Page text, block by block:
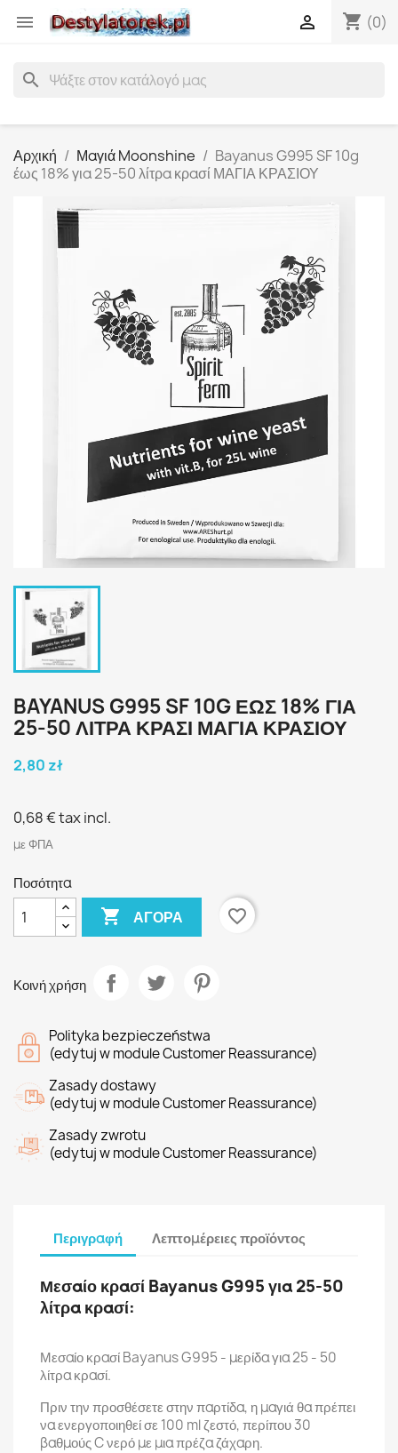
 shopping_cart (0)

search
Αρχική Μαγιά Moonshine
Bayanus G995 SF 10g
έως 18% για 25-50 λίτρα κρασί ΜΑΓΙΑ ΚΡΑΣΙΟΥ
BAYANUS G995 SF 10G ΈΩΣ 18% ΓΙΑ
25-50 ΛΊΤΡΑ ΚΡΑΣΊ ΜΑΓΙΑ ΚΡΑΣΙΟΥ
2,80 zł
0,68 €tax incl.
με ΦΠΑ
Ποσότητα
 ΑΓΟΡΆ favorite_border
Κοινή χρήση
Polityka bezpieczeństwa
(edytuj w module Customer Reassurance)
Zasady dostawy
(edytuj w module Customer Reassurance)
Zasady zwrotu
(edytuj w module Customer Reassurance)
Περιγραφή Λεπτομέρειες προϊόντος
Μεσαίο κρασί Bayanus G995 για 25-50
λίτρα κρασί:
Μεσαίο κρασί Bayanus G995 - μερίδα για 25 - 50
λίτρα κρασί.
Πριν την προσθέσετε στην παρτίδα, η μαγιά θα πρέπει
να ενεργοποιηθεί σε 100 ml ζεστό, περίπου 30
βαθμούς C νερό με μια πρέζα ζάχαρη.